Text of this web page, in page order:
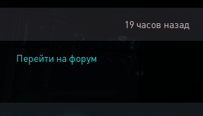
19 часов назад
Перейти на форум